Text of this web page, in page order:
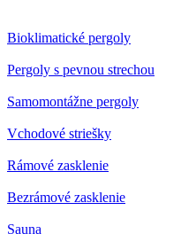
Bioklimatické pergoly
Pergoly s pevnou strechou
Samomontážne pergoly
Vchodové striešky
Rámové zasklenie
Bezrámové zasklenie
Sauna